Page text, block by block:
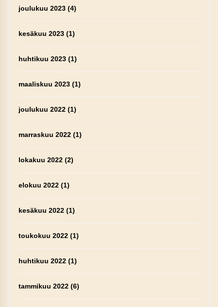
joulukuu 2023(4)
kesäkuu 2023(1)
huhtikuu 2023(1)
maaliskuu 2023(1)
joulukuu 2022(1)
marraskuu 2022(1)
lokakuu 2022(2)
elokuu 2022(1)
kesäkuu 2022(1)
toukokuu 2022(1)
huhtikuu 2022(1)
tammikuu 2022(6)